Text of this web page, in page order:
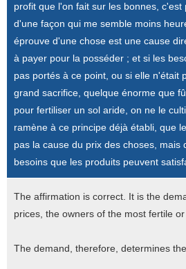
profit que l'on fait sur les bonnes,
d'une façon qui me semble moins
éprouve d'une chose est une cause
à payer pour la posséder ; et si les
pas portés à ce point, ou si elle n'était
grand sacrifice, quelque énorme que
pour fertiliser un sol aride, on ne le
ramène à ce principe déjà établi, que
pas la cause du prix des choses, mais
besoins que les produits peuvent
The affirmation is correct. It is the
prices, the owners of the most fertile
The demand, therefore, determines